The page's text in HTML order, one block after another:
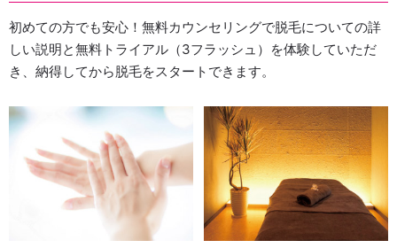
初めての方でも安心！無料カウンセリングで脱毛についての詳
しい説明と無料トライアル（3フラッシュ）を体験していただ
き、納得してから脱毛をスタートできます。